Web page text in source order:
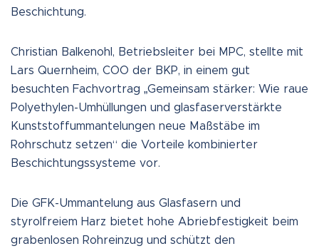
Beschichtung.
Christian Balkenohl, Betriebsleiter bei MPC, stellte mit
Lars Quernheim, COO der BKP, in einem gut
besuchten Fachvortrag „Gemeinsam stärker: Wie raue
Polyethylen-Umhüllungen und glasfaserverstärkte
Kunststoffummantelungen neue Maßstäbe im
Rohrschutz setzen“ die Vorteile kombinierter
Beschichtungssysteme vor.
Die GFK-Ummantelung aus Glasfasern und
styrolfreiem Harz bietet hohe Abriebfestigkeit beim
grabenlosen Rohreinzug und schützt den